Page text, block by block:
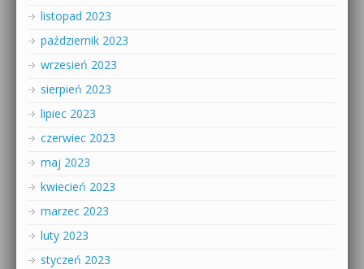
listopad 2023
październik 2023
wrzesień 2023
sierpień 2023
lipiec 2023
czerwiec 2023
maj 2023
kwiecień 2023
marzec 2023
luty 2023
styczeń 2023